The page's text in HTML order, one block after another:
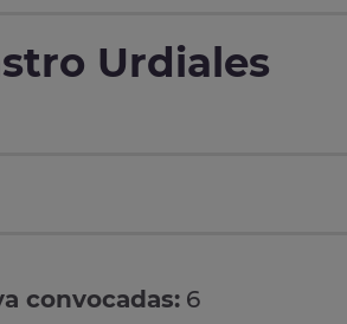
Urdiales
convocadas: 6